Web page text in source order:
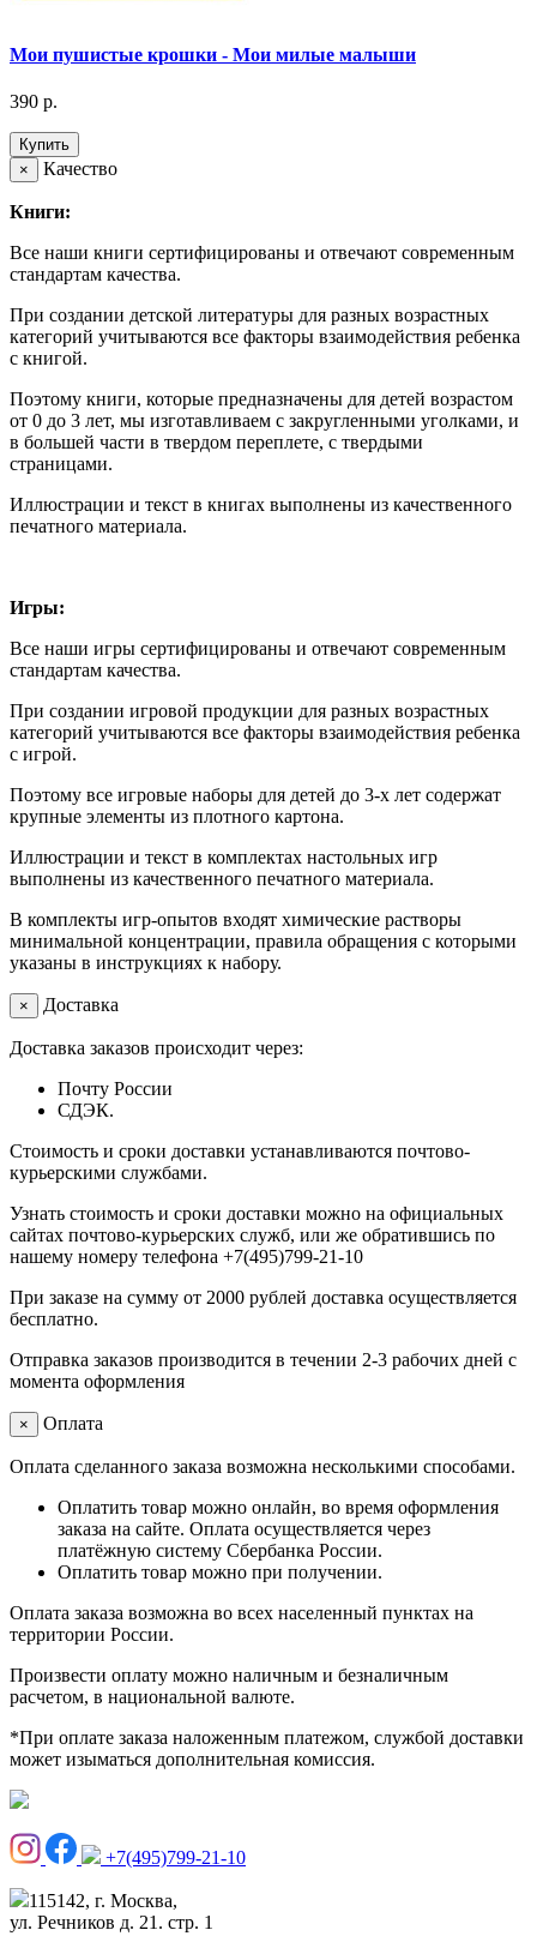
Мои пушистые крошки - Мои милые малыши
390 р.
Купить
×
Качество
Книги:
Все наши книги сертифицированы и отвечают современным
стандартам качества.
При создании детской литературы для разных возрастных
категорий учитываются все факторы взаимодействия ребенка
с книгой.
Поэтому книги, которые предназначены для детей возрастом
от 0 до 3 лет, мы изготавливаем с закругленными уголками, и
в большей части в твердом переплете, с твердыми
страницами.
Иллюстрации и текст в книгах выполнены из качественного
печатного материала.
Игры:
Все наши игры сертифицированы и отвечают современным
стандартам качества.
При создании игровой продукции для разных возрастных
категорий учитываются все факторы взаимодействия ребенка
с игрой.
Поэтому все игровые наборы для детей до 3-х лет содержат
крупные элементы из плотного картона.
Иллюстрации и текст в комплектах настольных игр
выполнены из качественного печатного материала.
В комплекты игр-опытов входят химические растворы
минимальной концентрации, правила обращения с которыми
указаны в инструкциях к набору.
× Доставка
Доставка заказов происходит через:
Почту России
СДЭК.
Стоимость и сроки доставки устанавливаются почтово-
курьерскими службами.
Узнать стоимость и сроки доставки можно на официальных
сайтах почтово-курьерских служб, или же обратившись по
нашему номеру телефона +7(495)799-21-10
При заказе на сумму от 2000 рублей доставка осуществляется
бесплатно.
Отправка заказов производится в течении 2-3 рабочих дней с
момента оформления
× Оплата
Оплата сделанного заказа возможна несколькими способами.
Оплатить товар можно онлайн, во время оформления
заказа на сайте. Оплата осуществляется через
платёжную систему Сбербанка России.
Оплатить товар можно при получении.
Оплата заказа возможна во всех населенный пунктах на
территории России.
Произвести оплату можно наличным и безналичным
расчетом, в национальной валюте.
*При оплате заказа наложенным платежом, службой доставки
может изыматься дополнительная комиссия.
+7(495)799-21-10
115142, г. Москва,
ул. Речников д. 21. стр. 1